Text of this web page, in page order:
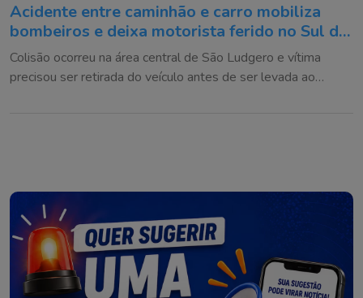
Acidente entre caminhão e carro mobiliza
bombeiros e deixa motorista ferido no Sul de
SC
Colisão ocorreu na área central de São Ludgero e vítima
precisou ser retirada do veículo antes de ser levada ao